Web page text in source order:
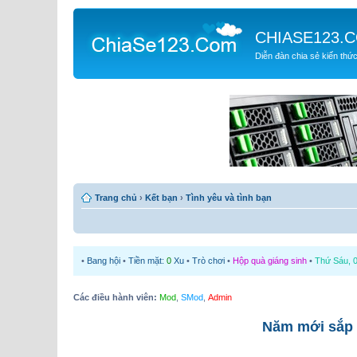
Diễn đàn chia sẻ kiến thức
Trang chủ › Kết bạn › Tình yêu và tình bạn
• Bang hội • Tiền mặt: 0 Xu • Trò chơi • Hộp quà giáng sinh • Thứ Sáu,
Các điều hành viên: Mod SMod Admin
Năm mới